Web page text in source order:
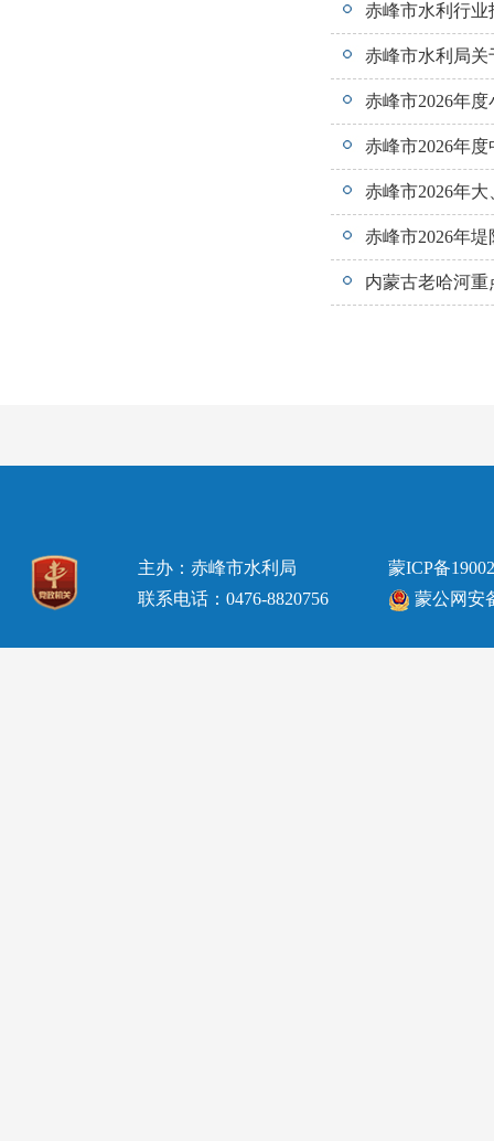
赤峰市水利行
赤峰市水利局
赤峰市2026年
赤峰市2026年
赤峰市2026年
赤峰市2026年
内蒙古老哈河
主办：赤峰市水利局
联系电话：0476-8820756
蒙ICP备
蒙公网安